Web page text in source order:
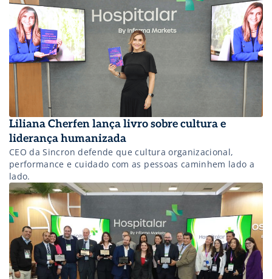
Liliana Cherfen lança livro sobre cultura e
liderança humanizada
CEO da Sincron defende que cultura organizacional,
performance e cuidado com as pessoas caminhem lado a
lado.